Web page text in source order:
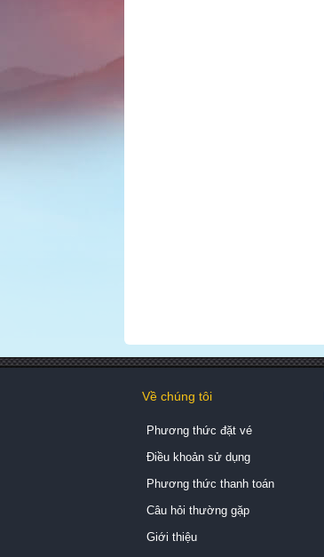
Về chúng tôi
Phương thức đặt vé
Điều khoản sử dụng
Phương thức thanh toán
Câu hỏi thường gặp
Giới thiệu